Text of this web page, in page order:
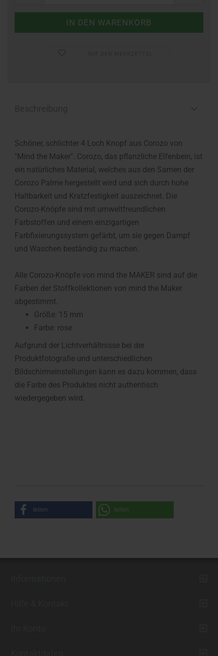
Schöner, schlichter 4 Loch Knopf aus Corozo von
"Mind the Maker". Corozo, das pflanzliche Elfenbein, ist
ein natürliches Material, welches aus den Samen der
Corozo Palme hergestellt wird und sich durch hohe
Haltbarkeit und Kratzfestigkeit auszeichnet. Die
Corozo-Knöpfe sind mit umweltfreundlichen
Farbstoffen und einem einzigartigen
Farbfixierungssystem gefärbt, um sie gegen Dampf
und Waschen beständig zu machen.
Alle Corozo-Knöpfe von mind the MAKER sind auf die
Farben der Stoffkollektionen von mind the Maker
abgestimmt.
Größe: 15 mm
Farbe: rose
Aufgrund der Lichtverhältnisse bei der
Produktfotografie und unterschiedlichen
Bildschirmeinstellungen kann es dazu kommen, dass
die Farbe des Produktes nicht authentisch
wiedergegeben wird.
teilen teilen